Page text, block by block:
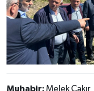
Muhabir: Melek Çakır